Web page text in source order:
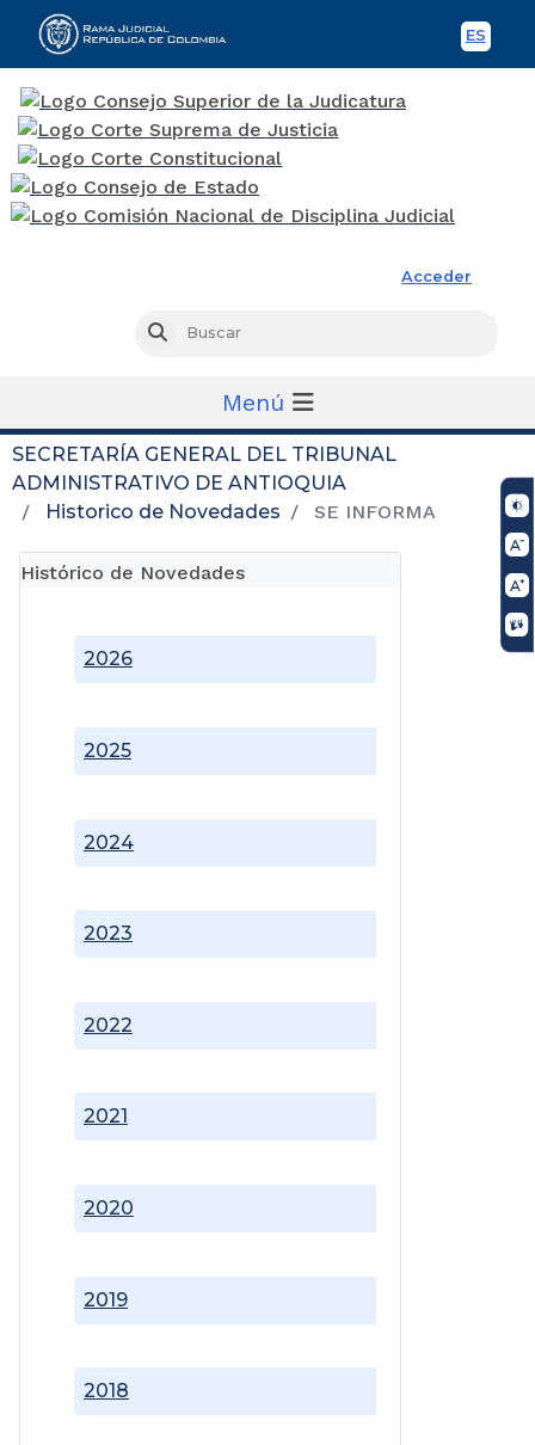
ES
Acceder
Buscar
Menú
SECRETARÍA GENERAL DEL TRIBUNAL
ADMINISTRATIVO DE ANTIOQUIA
Historico de Novedades
SE INFORMA
Histórico de Novedades
2018
2019
2020
2021
2022
2023
2024
2025
2026